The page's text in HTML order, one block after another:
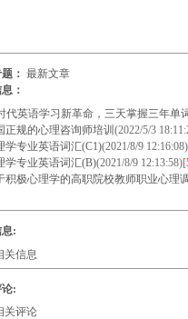
： 最新文章
：
代英语学习新革命，三天掌握三年单
正规的心理咨询师培训 (2022/5/3
学专业英语词汇(C1)(2021/8/9
学专业英语词汇(B)(2021/8/9 12:13:58)[
积极心理学的高职院校教师职业心理
:
关信息
:
关评论